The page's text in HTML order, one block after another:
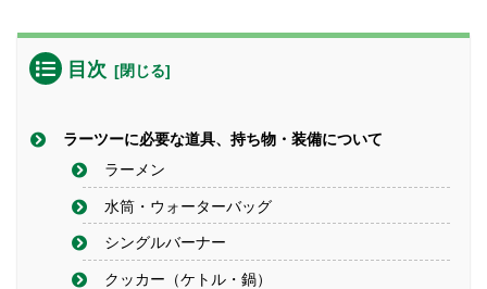
目次
ラーツーに必要な道具、持ち物・装備について
ラーメン
水筒・ウォーターバッグ
シングルバーナー
クッカー（ケトル・鍋）